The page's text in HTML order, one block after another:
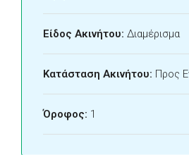
Είδος Ακινήτου: Διαμέρισμα
Κατάσταση Ακινήτου: Προς
Όροφος: 1